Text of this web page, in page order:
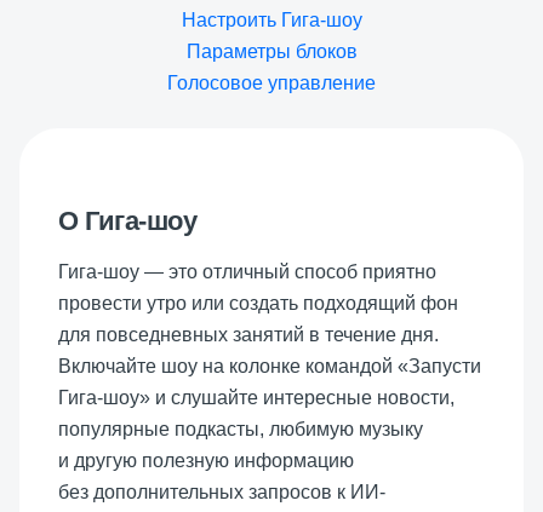
Настроить Гига-шоу
Параметры блоков
Голосовое управление
О Гига-шоу
Гига-шоу — это отличный способ приятно
провести утро или создать подходящий фон
для повседневных занятий в течение дня.
Включайте шоу на колонке командой «Запусти
Гига-шоу» и слушайте интересные новости,
популярные подкасты, любимую музыку
и другую полезную информацию
без дополнительных запросов к ИИ-